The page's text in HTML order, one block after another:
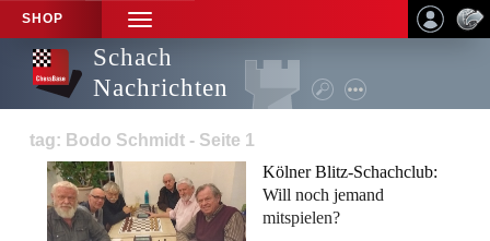
SHOP
TOGGLE
NAVIGATION
Schach
Nachrichten
tag: Bodo Schmidt - Seite 1
Kölner Blitz-Schachclub:
Will noch jemand
mitspielen?